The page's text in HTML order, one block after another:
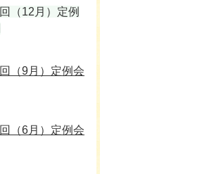
（12月）定例
（9月）定例会
（6月）定例会